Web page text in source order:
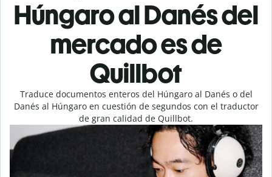
Húngaro al Danés del
mercado es de
Quillbot
Traduce documentos enteros del Húngaro al Danés o del
Danés al Húngaro en cuestión de segundos con el traductor
de gran calidad de Quillbot.